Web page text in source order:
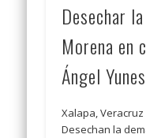
Desechar
Morena en
Ángel Yunes
Xalapa,
Desechan la